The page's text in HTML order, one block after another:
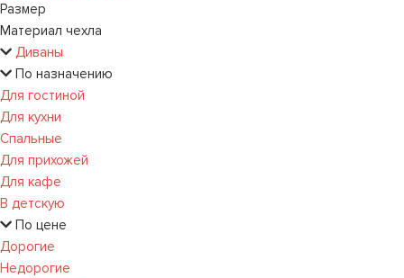
Размер
Материал чехла
Диваны
По назначению
Для гостиной
Для кухни
Спальные
Для прихожей
Для кафе
В детскую
По цене
Дорогие
Недорогие